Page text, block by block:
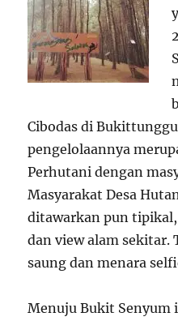
Cibodas di
pengelolaannya
Perhutani dengan
Masyarakat Desa
ditawarkan pun
dan view alam sekitar.
saung dan menara
Menuju Bukit Senyum